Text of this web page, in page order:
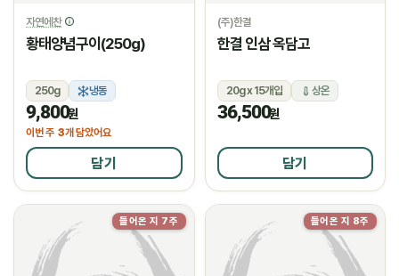
자연에찬
황태양념구이(250g)
250g 냉동
9,800원
이번 주 3개 담았어요
담기
(주)한결
한결 인삼 옥담고
20g x 15개입 상온
36,500원
담기
들어온 지 7주 들어온 지 8주